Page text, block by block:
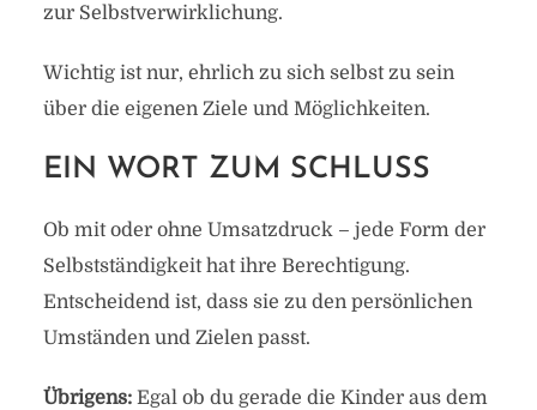
zur Selbstverwirklichung.
Wichtig ist nur, ehrlich zu sich selbst zu sein
über die eigenen Ziele und Möglichkeiten.
EIN WORT ZUM SCHLUSS
Ob mit oder ohne Umsatzdruck – jede Form der
Selbstständigkeit hat ihre Berechtigung.
Entscheidend ist, dass sie zu den persönlichen
Umständen und Zielen passt.
Übrigens:Egal ob du gerade die Kinder aus dem